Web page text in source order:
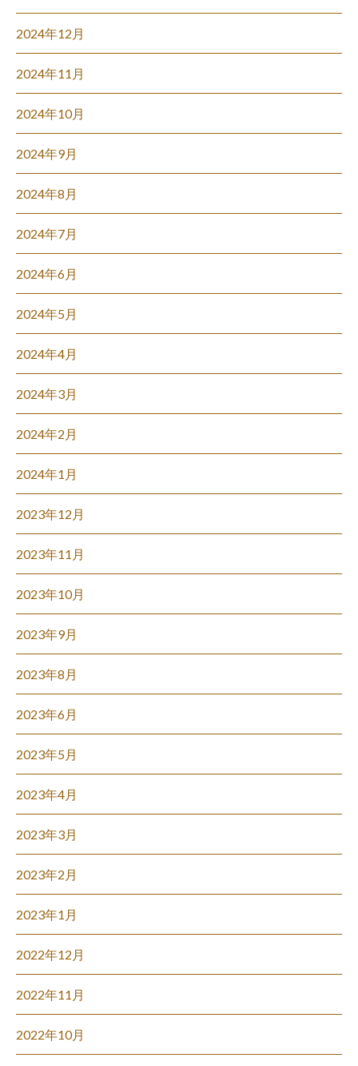
2024年12月
2024年11月
2024年10月
2024年9月
2024年8月
2024年7月
2024年6月
2024年5月
2024年4月
2024年3月
2024年2月
2024年1月
2023年12月
2023年11月
2023年10月
2023年9月
2023年8月
2023年6月
2023年5月
2023年4月
2023年3月
2023年2月
2023年1月
2022年12月
2022年11月
2022年10月